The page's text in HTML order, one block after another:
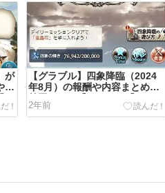
が
内
月
【グラブル】四象降臨（2024
年8月）の報酬や内容まとめ。
前回までの『チチリ』『アミ』
に引き続き、2024年8月時から
は四聖『シュシュク』を加入可
2年前